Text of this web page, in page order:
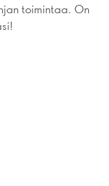
toimintaa. On